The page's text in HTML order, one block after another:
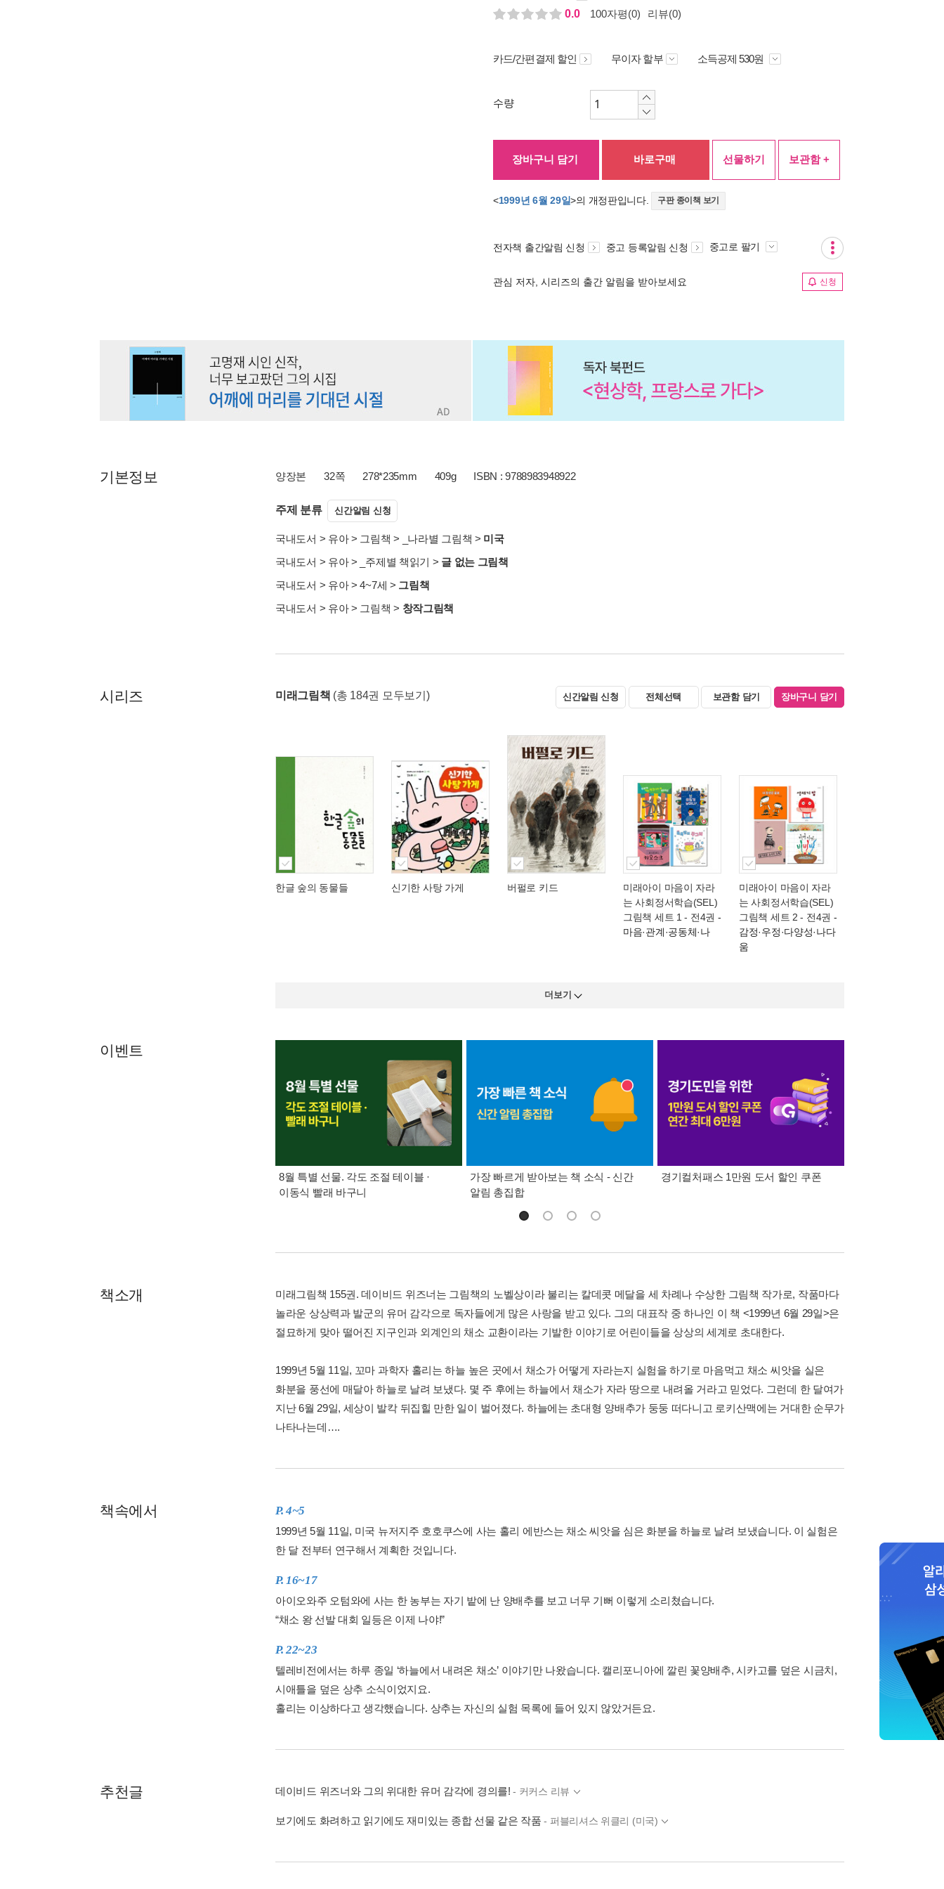
0.0
100자평(0) 리뷰(0)
카드/간편결제 할인 무이자 할부 소득공제 530원
수량
장바구니 담기 바로구매 선물하기 보관함 +
<1999년 6월 29일>의 개정판입니다. 구판 종이책 보기
전자책 출간알림 신청 중고 등록알림 신청 중고로 팔기
관심 저자, 시리즈의 출간 알림을 받아보세요 신청
기본정보 양장본 32쪽 278*235mm 409g ISBN : 9788983948922
주제 분류 신간알림 신청
국내도서 > 유아> 그림책 > _나라별 그림책 > 미국
국내도서 > 유아> _주제별 책읽기 > 글 없는 그림책
국내도서 > 유아>4~7세 > 그림책
국내도서 > 유아> 그림책 > 창작그림책
시리즈 미래그림책 (총 184권 모두보기) 신간알림 신청 전체선택 보관함 담기 장바구니 담기
한글 숲의 동물들 신기한 사탕 가게 버펄로 키드
미래아이 마음이 자라
는 사회정서학습(SEL)
그림책 세트 1 - 전4권 -
마음·관계·공동체·나
미래아이 마음이 자라
는 사회정서학습(SEL)
그림책 세트 2 - 전4권 -
감정·우정·다양성·나다
움
더보기
이벤트
8월 특별 선물. 각도 조절 테이블 ·
이동식 빨래 바구니
가장 빠르게 받아보는 책 소식 - 신간
알림 총집합
경기컬처패스 1만원 도서 할인 쿠폰
책소개
미래그림책 155권. 데이비드 위즈너는 그림책의 노벨상이라 불리는 칼데콧 메달을 세 차례나 수상한 그림책 작가로, 작품마다
놀라운 상상력과 발군의 유머 감각으로 독자들에게 많은 사랑을 받고 있다. 그의 대표작 중 하나인 이 책 <1999년 6월 29일>은
절묘하게 맞아 떨어진 지구인과 외계인의 채소 교환이라는 기발한 이야기로 어린이들을 상상의 세계로 초대한다.
1999년 5월 11일, 꼬마 과학자 홀리는 하늘 높은 곳에서 채소가 어떻게 자라는지 실험을 하기로 마음먹고 채소 씨앗을 실은
화분을 풍선에 매달아 하늘로 날려 보냈다. 몇 주 후에는 하늘에서 채소가 자라 땅으로 내려올 거라고 믿었다. 그런데 한 달여가
지난 6월 29일, 세상이 발칵 뒤집힐 만한 일이 벌어졌다. 하늘에는 초대형 양배추가 둥둥 떠다니고 로키산맥에는 거대한 순무가
나타나는데….
책속에서 P. 4~5
1999년 5월 11일, 미국 뉴저지주 호호쿠스에 사는 홀리 에반스는 채소 씨앗을 심은 화분을 하늘로 날려 보냈습니다. 이 실험은
한 달 전부터 연구해서 계획한 것입니다.
P. 16~17
아이오와주 오텀와에 사는 한 농부는 자기 밭에 난 양배추를 보고 너무 기뻐 이렇게 소리쳤습니다.
“채소 왕 선발 대회 일등은 이제 나야!”
P. 22~23
텔레비전에서는 하루 종일 ‘하늘에서 내려온 채소’ 이야기만 나왔습니다. 캘리포니아에 깔린 꽃양배추, 시카고를 덮은 시금치,
시애틀을 덮은 상추 소식이었지요.
홀리는 이상하다고 생각했습니다. 상추는 자신의 실험 목록에 들어 있지 않았거든요.
추천글 데이비드 위즈너와 그의 위대한 유머 감각에 경의를!- 커커스 리뷰
보기에도 화려하고 읽기에도 재미있는 종합 선물 같은 작품- 퍼블리셔스 위클리 (미국)